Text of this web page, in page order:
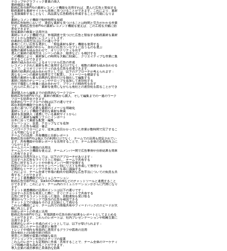
テロップやグラフィック要素の挿入
最終確認と修正
動画広告分析Proの素材レコメンド機能を活用すれば、選んだ広告と類似する
動画素材を素材サイトから簡単に見つけることができます。これにより、素材
を直接撮影することなく、高品質な広告動画を作成することが可能になりま
す。
素材レコメンド機能で制作時間を短縮
動画広告制作において、適切な素材を見つけることは時間と労力がかかる作業
です。動画広告分析Proの素材レコメンド機能を使えば、この工程を大幅に効
率化できます。
類似素材の検索と活用方法
素材レコメンド機能では、市場調査で見つけた広告と類似する動画素材を素材
サイトから自動的にレコメンドします。
効果的な活用方法は以下の通りです：
参考にしたい広告を選択し、「類似素材を探す」機能を使用する
表示された素材の中から、自社の広告コンセプトに合うものを選ぶ
複数の素材を組み合わせて、オリジナリティを出す
選んだ素材の使用方法（シーンの長さ、順序など）を検討する
この機能により、素材探しの時間を大幅に削減し、クリエイティブな作業に集
中することができます。
素材の組み合わせによるオリジナル広告の作成
レコメンドされた素材を単に使用するだけでなく、複数の素材を組み合わせる
ことで、よりオリジナリティのある広告を作成できます。
素材の効果的な組み合わせ方としては、以下のアプローチが考えられます：
異なるシーンの素材を順序立てて配置し、ストーリーを構築する
複数の素材から最も効果的な部分だけを抽出して編集する
素材に独自のナレーションやテロップを追加して差別化する
自社で撮影した映像と組み合わせて、ブランドの独自性を出す
これらの工夫により、素材を使用しながらも他社との差別化を図ることができ
ます。
素材購入から編集までの効率的なワークフロー
動画広告分析Proでは、素材の検索から購入、そして編集までの一連のワーク
フローを効率化できます。
効率的なワークフローの例は以下の通りです：
AI台本制作機能で台本を生成
台本に基づいて必要な素材のイメージを明確化
素材レコメンド機能で適切な素材を検索
素材を直接購入（連携している素材サイトから）
購入した素材を編集ソフトにインポート
台本に沿って素材を配置・編集
ナレーション、音楽、テロップなどを追加
完成した広告を確認・修正
このワークフローにより、従来は数日かかっていた作業が数時間で完了するこ
とも可能になります。
チームでの活用：共有機能と分析レポート
動画広告分析Proは個人での利用だけでなく、チームでの活用も想定されてい
ます。共有機能や分析レポートを活用することで、チーム全体の生産性向上に
つながります。
チームスペース機能の活用法
チームスペース機能を使えば、チームメンバー間で広告事例や分析結果を簡単
に共有できます。
効果的な活用方法としては、以下のアプローチがあります：
注目すべき広告をマイリストに登録し、チームで共有する
広告に対するコメントや分析をメンバー間で交換する
特定のプロジェクトやキャンペーン別にリストを作成して整理する
定期的なミーティングで共有リストを基に議論する
これにより、チーム全体で市場の動向や効果的な広告手法についての知見を共
有することができます。
チャット連携機能でのコミュニケーション
動画広告分析Proは、SlackやChatworkなどのチャットツールと連携すること
ができます。これにより、チーム内のコミュニケーションがさらに円滑になり
ます。
チャット連携機能の活用ポイントは以下の通りです：
注目すべき広告を発見した際に、すぐにチャットで共有する
広告に対するコメントがあった場合、自動通知を受け取る
通知からワンクリックで該当の広告を確認できる
チャット上での議論をそのまま記録として残せる
これらの機能により、チーム内での情報共有やフィードバックのスピードが大
幅に向上します。
分析レポートの作成と活用
動画広告分析Proでは、市場調査や広告分析の結果をレポートとしてまとめる
ことができます。これらのレポートは、社内プレゼンテーションや戦略立案に
活用できます。
効果的なレポート作成のポイントとしては、以下が挙げられます：
目的に応じたデータの選択と整理
トレンドや傾向を視覚的に表現するグラフや図表の活用
競合他社との比較分析の明示
発見した洞察や提案の明確な提示
アクションプランや次のステップの提案
これらのレポートを定期的に作成・共有することで、チーム全体のマーケティ
ング戦略の質を高めることができます。
導入企業の成功事例と具体的な効果